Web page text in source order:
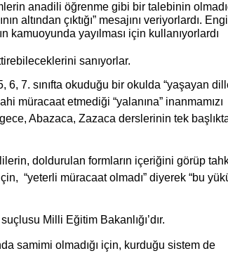
anadili öğrenme gibi bir talebinin
altından çıktığı” mesajını veriyorlardı.
kamuoyunda yayılması için kullanıyorlardı
sanıyorlar.
7. sınıfta okuduğu bir okulda “yaşayan
müracaat etmediği “yalanına” inanmamızı
Abazaca, Zazaca derslerinin tek
doldurulan formların içeriğini görüp
“yeterli müracaat olmadı” diyerek “bu
Milli Eğitim Bakanlığı’dır.
samimi olmadığı için, kurduğu sistem de